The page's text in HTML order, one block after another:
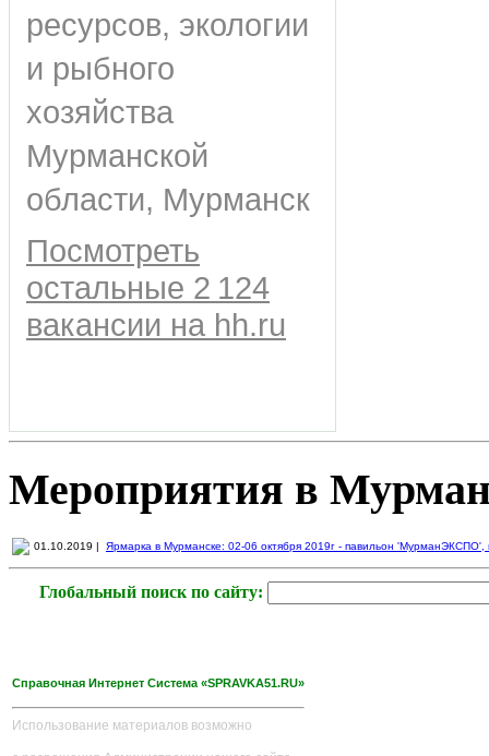
ресурсов, экологии
и рыбного
хозяйства
Мурманской
области, Мурманск
Посмотреть
остальные 2 124
вакансии на hh.ru
Мероприятия в
01.10.2019 | Ярмарка в Мурманске: 02-06 октября 2019г - павильон 'МурманЭКСПО',
Глобальный поиск по сайту:
Справочная Интернет Система «SPRAVKA51.RU»
Использование материалов возможно